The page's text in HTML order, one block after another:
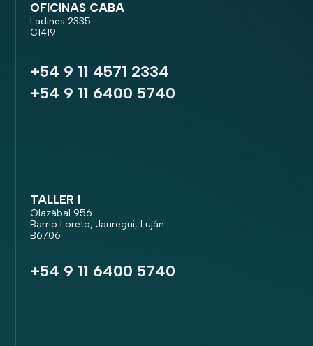
OFICINAS CABA
Ladines 2335
C1419
+54 9 11 4571 2334
+54 9 11 6400 5740
TALLER I
Olazábal 956
Barrio Loreto, Jauregui, Luján
B6706
+54 9 11 6400 5740